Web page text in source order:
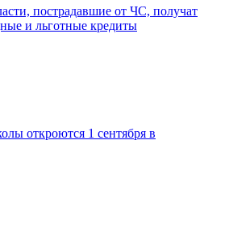
пострадавшие от ЧС, получат
и льготные кредиты
откроются 1 сентября в